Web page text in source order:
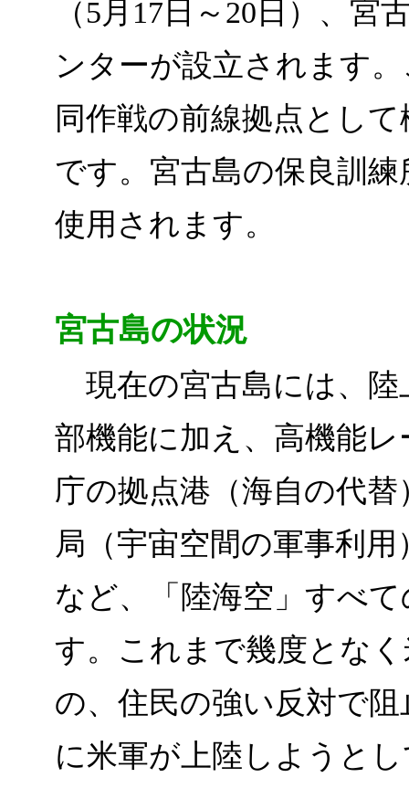
（5月17日～20日）、
ンターが設立されます
同作戦の前線拠点とし
です。宮古島の保良訓
使用されます。
宮古島の状況
現在の宮古島には、陸
部機能に加え、高機能
庁の拠点港（海自の代
局（宇宙空間の軍事利
など、「陸海空」すべ
す。これまで幾度とな
の、住民の強い反対で
に米軍が上陸しようと